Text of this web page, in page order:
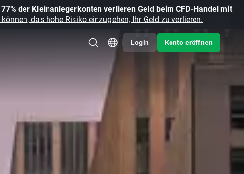
77% der Kleinanlegerkonten verlieren Geld beim CFD-Handel mit
das hohe Risiko einzugehen, Ihr Geld zu verlieren.
Login Konto eröffnen